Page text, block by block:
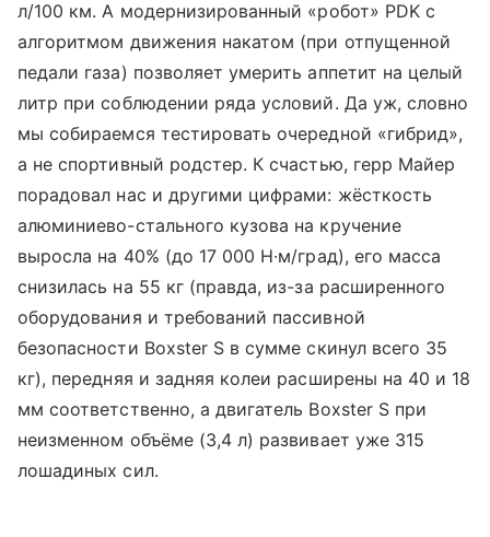
л/100 км. А модернизированный «робот» PDK с
алгоритмом движения накатом (при отпущенной
педали газа) позволяет умерить аппетит на целый
литр при соблюдении ряда условий. Да уж, словно
мы собираемся тестировать очередной «гибрид»,
а не спортивный родстер. К счастью, герр Майер
порадовал нас и другими цифрами: жёсткость
алюминиево-стального кузова на кручение
выросла на 40% (до 17 000 Н∙м/град), его масса
снизилась на 55 кг (правда, из-за расширенного
оборудования и требований пассивной
безопасности Boxster S в сумме скинул всего 35
кг), передняя и задняя колеи расширены на 40 и 18
мм соответственно, а двигатель Boxster S при
неизменном объёме (3,4 л) развивает уже 315
лошадиных сил.